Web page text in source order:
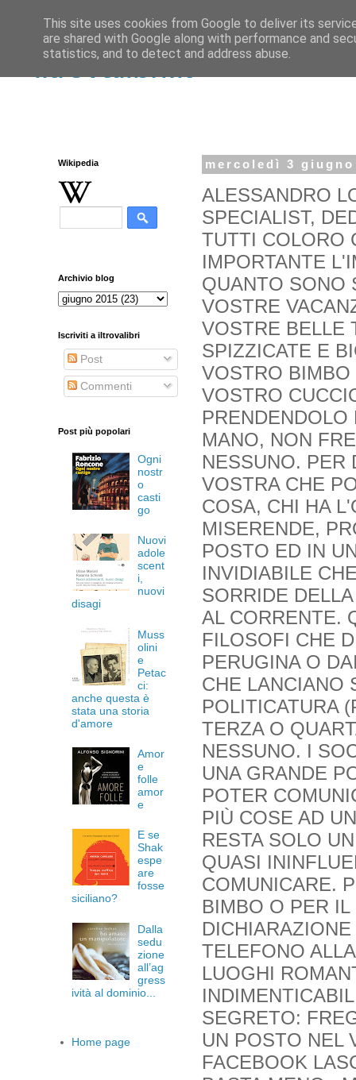
iltrovalibri.it
mercoledì 3 giugno
ALESSANDRO
SPECIALIST,
TUTTI COLORO
IMPORTANTE
QUANTO SONO
VOSTRE
VOSTRE BELLE
SPIZZICATE E
VOSTRO BIMBO
VOSTRO
PRENDENDOLO
MANO, NON
NESSUNO. PER
VOSTRA CHE
COSA, CHI HA
MISERENDE,
POSTO ED IN
INVIDIABILE
SORRIDE
AL CORRENTE.
FILOSOFI CHE
PERUGINA O
CHE LANCIANO
POLITICATURA
TERZA O
NESSUNO. I
UNA GRANDE
POTER
PIÙ COSE AD
RESTA SOLO
QUASI
COMUNICARE.
BIMBO O PER
TELEFONO
LUOGHI
SEGRETO:
UN POSTO NEL
FACEBOOK
Wikipedia
Archivio blog
Iscriviti a iltrovalibri
Post
Commenti
Post più popolari
Ogni
nostr
o
casti
go
Nuovi
adole
scent
i,
nuovi
disagi
Muss
olini
e
Petac
ci:
anche questa è
stata una storia
d'amore
Amor
e
folle
amor
e
E se
Shak
espe
are
fosse
siciliano?
Dalla
sedu
zione
all’ag
gress
ività al dominio...
Home page
This site uses cookies from Google to deliver its
are shared with Google along with performance and
statistics, and to detect and address abuse.